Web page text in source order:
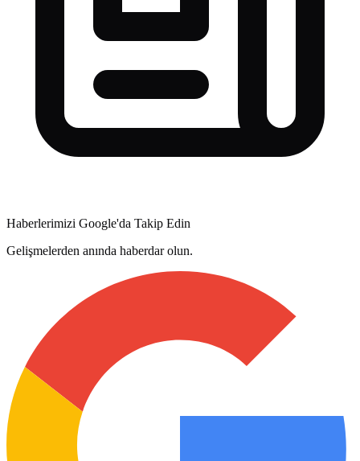
Haberlerimizi Google'da Takip Edin
Gelişmelerden anında haberdar olun.